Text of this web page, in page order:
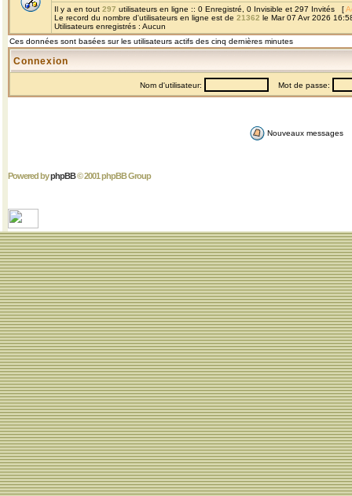
Il y a en tout 297 utilisateurs en ligne :: 0 Enregistré, 0 Invisible et 297 Invités [
Le record du nombre d'utilisateurs en ligne est de 21362 le Mar 07 Avr 2026
Utilisateurs enregistrés : Aucun
Ces données sont basées sur les utilisateurs actifs des cinq dernières minutes
Connexion
Nom d'utilisateur: Mot de passe:
Nouveaux messages
Powered byphpBB© 2001 phpBB Group